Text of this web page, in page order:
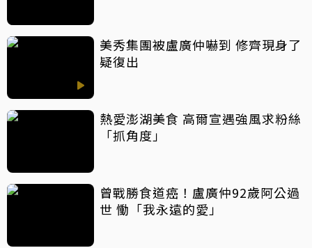
美秀集團被盧廣仲嚇到 修齊現身了
疑復出
熱愛澎湖美食 高爾宣遇強風求粉絲
「抓角度」
曾戰勝食道癌！盧廣仲92歲阿公過
世 慟「我永遠的愛」